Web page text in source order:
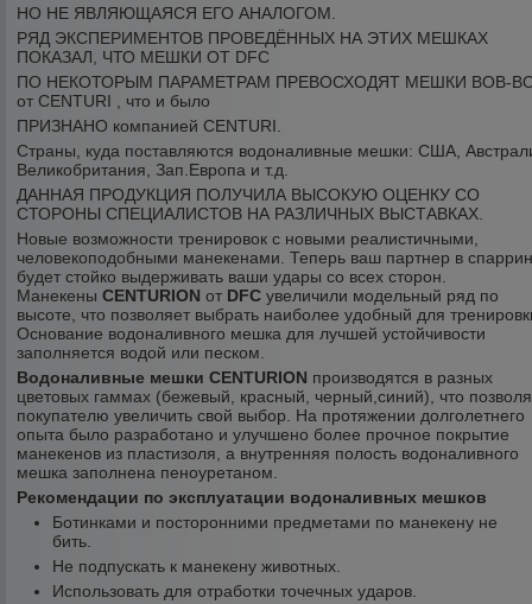
НО НЕ ЯВЛЯЮЩАЯСЯ ЕГО АНАЛОГОМ.
РЯД ЭКСПЕРИМЕНТОВ ПРОВЕДЁННЫХ НА ЭТИХ МЕШКАХ
ПОКАЗАЛ, ЧТО МЕШКИ ОТ DFC
ПО НЕКОТОРЫМ ПАРАМЕТРАМ ПРЕВОСХОДЯТ МЕШКИ BOB-
от CENTURI , что и было
ПРИЗНАНО компанией CENTURI.
Страны, куда поставляются водоналивные мешки: США,
Великобритания, Зап.Европа и т.д.
ДАННАЯ ПРОДУКЦИЯ ПОЛУЧИЛА ВЫСОКУЮ ОЦЕНКУ СО
СТОРОНЫ СПЕЦИАЛИСТОВ НА РАЗЛИЧНЫХ ВЫСТАВКАХ.
Новые возможности тренировок с новыми реалистичными,
человекоподобными манекенами. Теперь ваш партнер в
будет стойко выдерживать ваши удары со всех сторон.
МанекеныCENTURION от DFC увеличили модельный ряд по
высоте, что позволяет выбрать наиболее удобный для
Основание водоналивного мешка для лучшей устойчивости
заполняется водой или песком.
Водоналивные мешки CENTURION производятся в разных
цветовых гаммах (бежевый, красный, черный,синий), что
покупателю увеличить свой выбор. На протяжении долголетнего
опыта было разработано и улучшено более прочное покрытие
манекенов из пластизоля, а внутренняя полость водоналивного
мешка заполнена пеноуретаном.
Рекомендации по эксплуатации водоналивных мешков
Ботинками и посторонними предметами по манекену не
бить.
Не подпускать к манекену животных.
Использовать для отработки точечных ударов.